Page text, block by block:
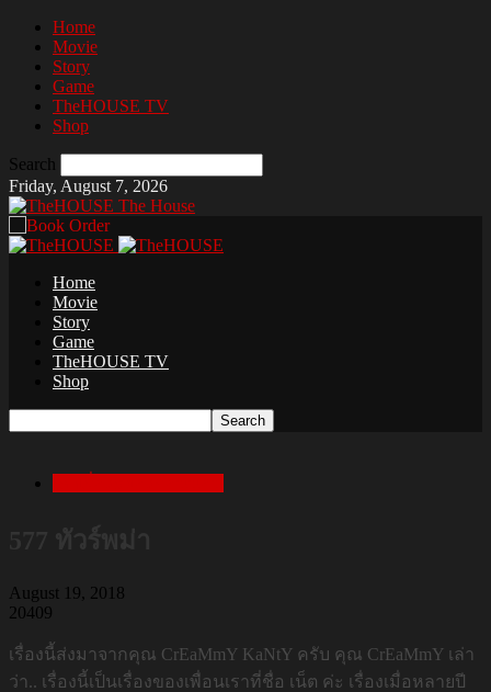
Home
Movie
Story
Game
TheHOUSE TV
Shop
Search
Friday, August 7, 2026
The House
Home
Movie
Story
Game
TheHOUSE TV
Shop
August 19, 2018
20409
เรื่องนี้ส่งมาจากคุณ CrEaMmY KaNtY ครับ คุณ CrEaMmY เล่า
ว่า.. เรื่องนี้เป็นเรื่องของเพื่อนเราที่ชื่อ เน็ต ค่ะ เรื่องเมื่อหลายปี